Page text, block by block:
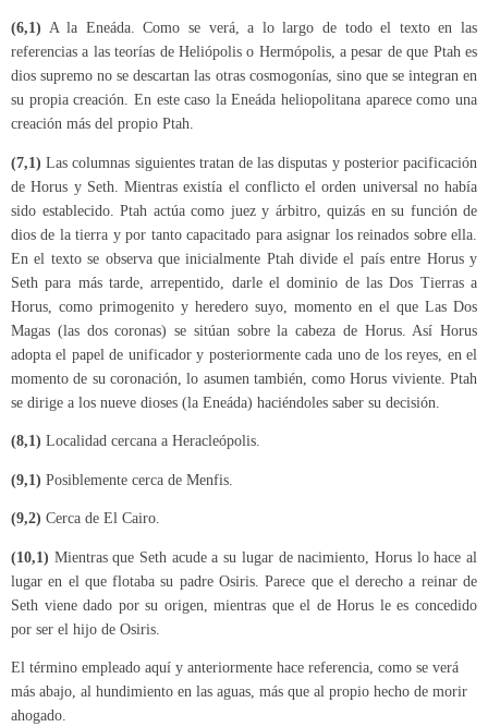
(6,1) A la Eneáda. Como se verá, a lo largo de todo el texto en las
referencias a las teorías de Heliópolis o Hermópolis, a pesar de que Ptah es
dios supremo no se descartan las otras cosmogonías, sino que se integran en
su propia creación. En este caso la Eneáda heliopolitana aparece como una
creación más del propio Ptah.
(7,1) Las columnas siguientes tratan de las disputas y posterior pacificación
de Horus y Seth. Mientras existía el conflicto el orden universal no había
sido establecido. Ptah actúa como juez y árbitro, quizás en su función de
dios de la tierra y por tanto capacitado para asignar los reinados sobre ella.
En el texto se observa que inicialmente Ptah divide el país entre Horus y
Seth para más tarde, arrepentido, darle el dominio de las Dos Tierras a
Horus, como primogenito y heredero suyo, momento en el que Las Dos
Magas (las dos coronas) se sitúan sobre la cabeza de Horus. Así Horus
adopta el papel de unificador y posteriormente cada uno de los reyes, en el
momento de su coronación, lo asumen también, como Horus viviente. Ptah
se dirige a los nueve dioses (la Eneáda) haciéndoles saber su decisión.
(8,1) Localidad cercana a Heracleópolis.
(9,1) Posiblemente cerca de Menfis.
(9,2) Cerca de El Cairo.
(10,1) Mientras que Seth acude a su lugar de nacimiento, Horus lo hace al
lugar en el que flotaba su padre Osiris. Parece que el derecho a reinar de
Seth viene dado por su origen, mientras que el de Horus le es concedido
por ser el hijo de Osiris.
El término empleado aquí y anteriormente hace referencia, como se verá
más abajo, al hundimiento en las aguas, más que al propio hecho de morir
ahogado.